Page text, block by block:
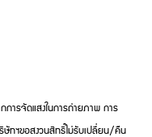
การจัดแสงในการถ่ายภาพ การ
ษัทฯขอสงวนสิทธิ์ไม่รับเปลี่ยน/คืน